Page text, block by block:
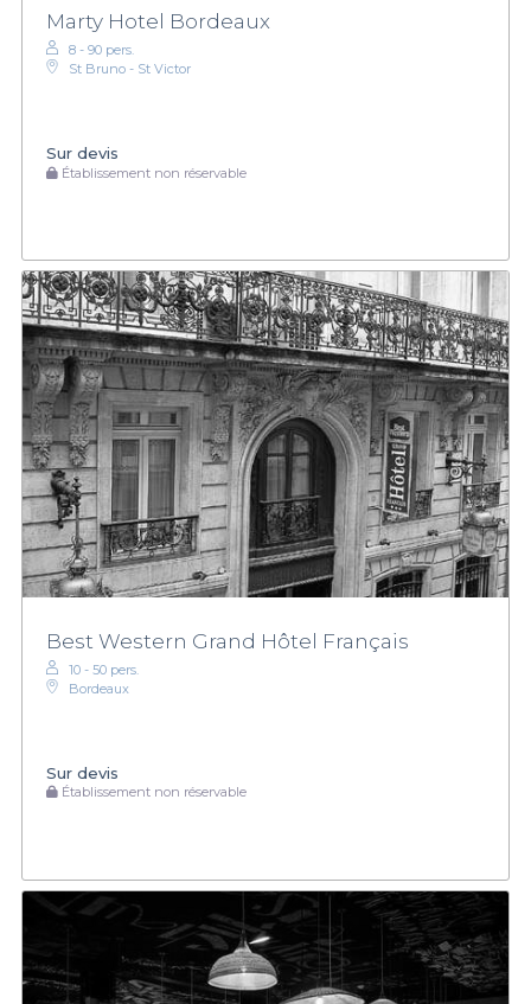
Marty Hotel Bordeaux
8 - 90 pers.
St Bruno - St Victor
Sur devis
Établissement non réservable
Best Western Grand Hôtel Français
10 - 50 pers.
Bordeaux
Sur devis
Établissement non réservable